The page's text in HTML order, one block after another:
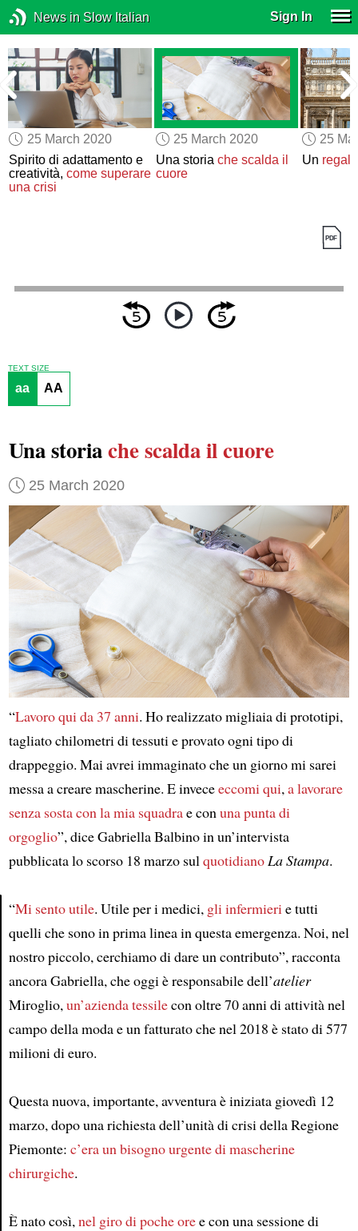
News in Slow Italian Sign In
25 March 2020
Spirito di adattamento e
creatività,come superare
una crisi
25 March 2020
Una storia che scalda il
cuore
25
Un regalo
Article
TEXT SIZE
aa AA
Una storiache scalda il cuore
25 March 2020
“Lavoro qui da 37 anni. Ho realizzato migliaia di prototipi,
tagliato chilometri di tessuti e provato ogni tipo di
drappeggio. Mai avrei immaginato che un giorno mi sarei
messa a creare mascherine. E inveceeccomi qui,a lavorare
senza sostacon la mia squadrae conuna punta di
orgoglio”, dice Gabriella Balbino in un’intervista
pubblicata lo scorso 18 marzo sulquotidianoLa Stampa.
“Mi sento utile. Utile per i medici, gli infermierie tutti
quelli che sono in prima linea in questa emergenza. Noi, nel
nostro piccolo, cerchiamo di dare un contributo”, racconta
ancora Gabriella, che oggi è responsabile dell’atelier
Miroglio,un’azienda tessilecon oltre 70 anni di attività nel
campo della moda e un fatturato che nel 2018 è stato di 577
milioni di euro.
Questa nuova, importante, avventura è iniziata giovedì 12
marzo, dopo una richiesta dell’unità di crisi della Regione
Piemonte: c’era un bisogno urgentedi mascherine
chirurgiche.
È nato così,nel giro di poche oree con una sessione di